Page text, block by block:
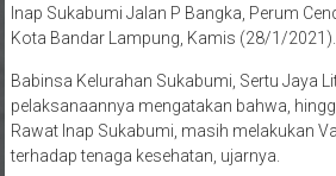
Inap Sukabumi Jalan P Bangka, Perum
Kota Bandar Lampung, Kamis (28/1/2021).
Babinsa Kelurahan Sukabumi, Sertu Jaya
pelaksanaannya mengatakan bahwa,
Rawat Inap Sukabumi, masih melakukan
terhadap tenaga kesehatan, ujarnya.